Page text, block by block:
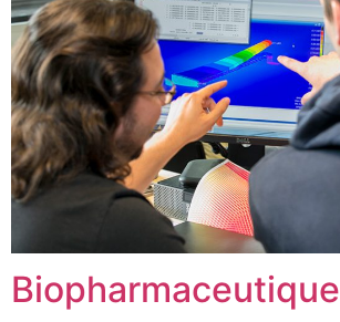
Biopharmaceutique